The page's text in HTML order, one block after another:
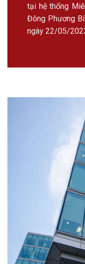
tại hệ thống
Đông Phương
ngày 22/05/